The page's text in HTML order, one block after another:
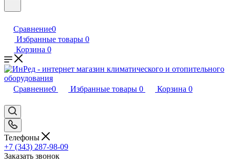
Сравнение0
Избранные товары 0
Корзина 0
Сравнение0 Избранные товары 0 Корзина 0
Телефоны
+7 (343) 287-98-09
Заказать звонок